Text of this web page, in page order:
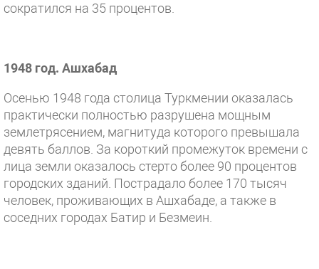
сократился на 35 процентов.
1948 год. Ашхабад
Осенью 1948 года столица Туркмении оказалась
практически полностью разрушена мощным
землетрясением, магнитуда которого превышала
девять баллов. За короткий промежуток времени с
лица земли оказалось стерто более 90 процентов
городских зданий. Пострадало более 170 тысяч
человек, проживающих в Ашхабаде, а также в
соседних городах Батир и Безмеин.